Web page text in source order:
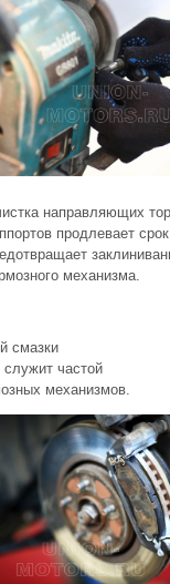
направляющих
продлевает
механизма.
смазки
служит частой
механизмов.